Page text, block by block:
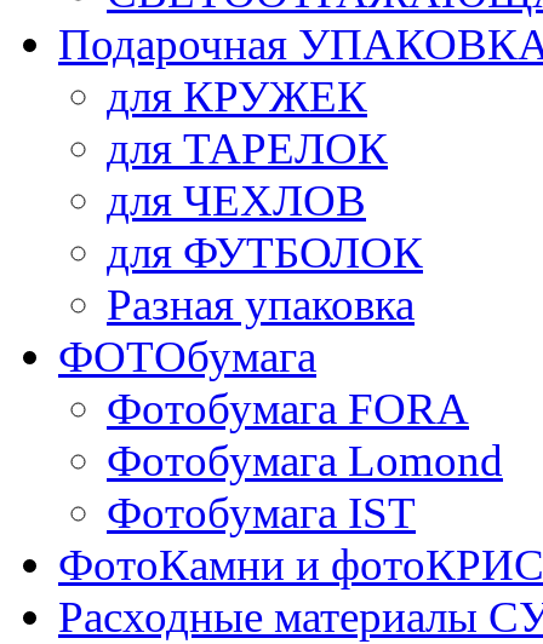
Подарочная
для КРУЖЕК
для ТАРЕЛОК
для ЧЕХЛОВ
для ФУТБОЛОК
Разная упаковка
ФОТОбумага
Фотобумага FORA
Фотобумага Lomond
Фотобумага IST
ФотоКамни и
Расходные